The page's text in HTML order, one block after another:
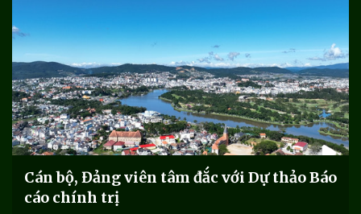
Cán bộ, Đảng viên tâm đắc với Dự thảo Báo
cáo chính trị